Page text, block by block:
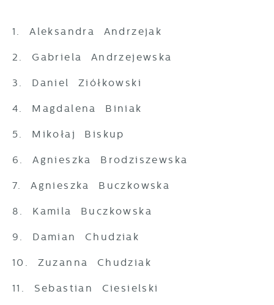
1. Aleksandra Andrzejak
2. Gabriela Andrzejewska
3. Daniel Ziółkowski
4. Magdalena Biniak
5. Mikołaj Biskup
6. Agnieszka Brodziszewska
7. Agnieszka Buczkowska
8. Kamila Buczkowska
9. Damian Chudziak
10. Zuzanna Chudziak
11. Sebastian Ciesielski